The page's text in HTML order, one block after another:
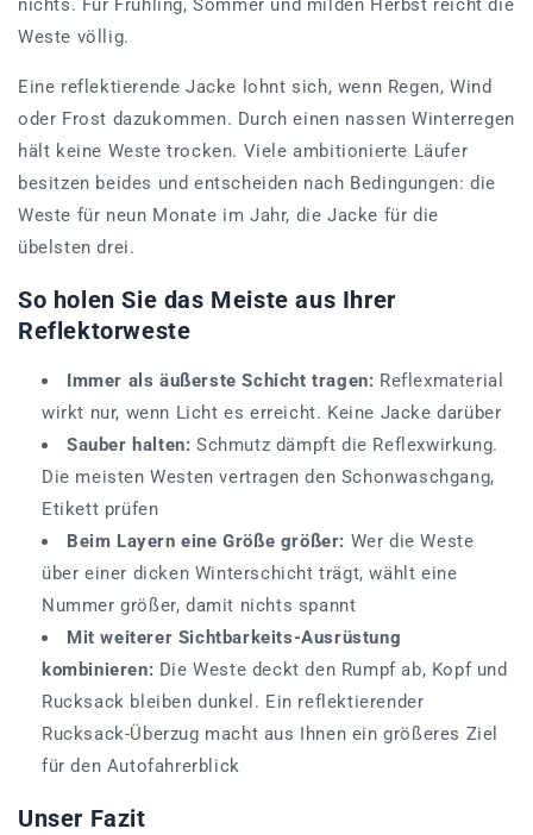
nichts. Für Frühling, Sommer und milden Herbst reicht die
Weste völlig.
Eine reflektierende Jacke lohnt sich, wenn Regen, Wind
oder Frost dazukommen. Durch einen nassen Winterregen
hält keine Weste trocken. Viele ambitionierte Läufer
besitzen beides und entscheiden nach Bedingungen: die
Weste für neun Monate im Jahr, die Jacke für die
übelsten drei.
So holen Sie das Meiste aus Ihrer
Reflektorweste
Immer als äußerste Schicht tragen: Reflexmaterial
wirkt nur, wenn Licht es erreicht. Keine Jacke darüber
Sauber halten: Schmutz dämpft die Reflexwirkung.
Die meisten Westen vertragen den Schonwaschgang,
Etikett prüfen
Beim Layern eine Größe größer: Wer die Weste
über einer dicken Winterschicht trägt, wählt eine
Nummer größer, damit nichts spannt
Mit weiterer Sichtbarkeits-Ausrüstung
kombinieren: Die Weste deckt den Rumpf ab, Kopf und
Rucksack bleiben dunkel. Ein reflektierender
Rucksack-Überzug macht aus Ihnen ein größeres Ziel
für den Autofahrerblick
Unser Fazit